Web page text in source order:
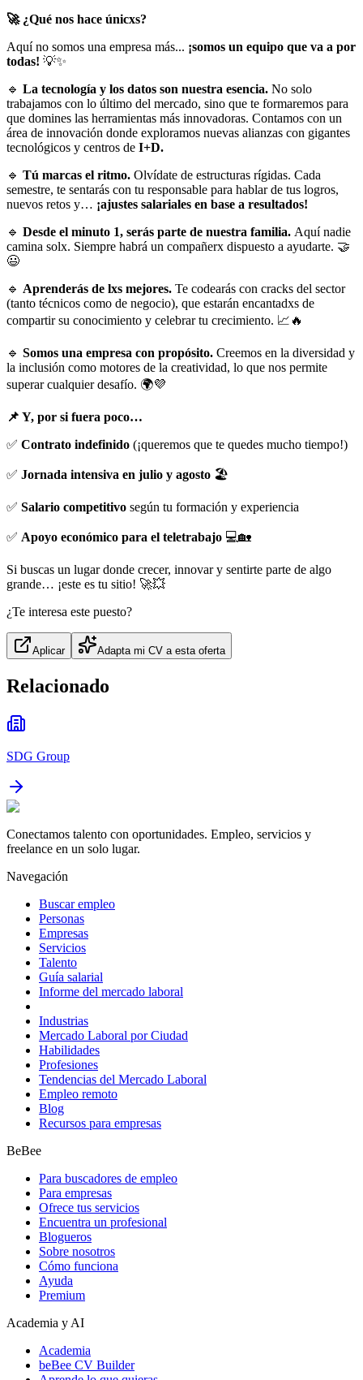
🚀 ¿Qué nos hace únicxs?
Aquí no somos una empresa más... ¡somos un equipo que va a por
todas! 💡✨
🔹 La tecnología y los datos son nuestra esencia. No solo
trabajamos con lo último del mercado, sino que te formaremos para
que domines las herramientas más innovadoras. Contamos con un
área de innovación donde exploramos nuevas alianzas con gigantes
tecnológicos y centros de I+D.
🔹 Tú marcas el ritmo. Olvídate de estructuras rígidas. Cada
semestre, te sentarás con tu responsable para hablar de tus logros,
nuevos retos y… ¡ajustes salariales en base a resultados!
🔹 Desde el minuto 1, serás parte de nuestra familia. Aquí nadie
camina solx. Siempre habrá un compañerx dispuesto a ayudarte. 🤝
😃
🔹 Aprenderás de lxs mejores. Te codearás con cracks del sector
(tanto técnicos como de negocio), que estarán encantadxs de
compartir su conocimiento y celebrar tu crecimiento. 📈🔥
🔹 Somos una empresa con propósito. Creemos en la diversidad y
la inclusión como motores de la creatividad, lo que nos permite
superar cualquier desafío. 🌍💜
📌 Y, por si fuera poco…
✅ Contrato indefinido (¡queremos que te quedes mucho tiempo!)
✅ Jornada intensiva en julio y agosto 🏖️
✅ Salario competitivo según tu formación y experiencia
✅ Apoyo económico para el teletrabajo 💻🏡
Si buscas un lugar donde crecer, innovar y sentirte parte de algo
grande… ¡este es tu sitio! 🚀💥
¿Te interesa este puesto?
Aplicar Adapta mi CV a esta oferta
Relacionado
SDG Group
Conectamos talento con oportunidades. Empleo, servicios y
freelance en un solo lugar.
Navegación
Buscar empleo
Personas
Empresas
Servicios
Talento
Guía salarial
Informe del mercado laboral
Industrias
Mercado Laboral por Ciudad
Habilidades
Profesiones
Tendencias del Mercado Laboral
Empleo remoto
Blog
Recursos para empresas
BeBee
Para buscadores de empleo
Para empresas
Ofrece tus servicios
Encuentra un profesional
Blogueros
Sobre nosotros
Cómo funciona
Ayuda
Premium
Academia y AI
Academia
beBee CV Builder